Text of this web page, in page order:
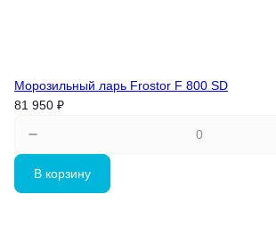
Морозильный ларь Frostor F 800 SD
81 950 ₽
В корзину